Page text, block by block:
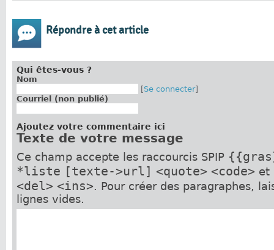
Répondre à cet article
Qui êtes-vous ?
Nom
[Se connecter]
Courriel (non publié)
Ajoutez votre commentaire ici
Texte de votre message
Ce champ accepte les raccourcis SPIP
*liste [texte->url] <quote> <code>et
<del> <ins>. Pour créer des paragraphes,
lignes vides.